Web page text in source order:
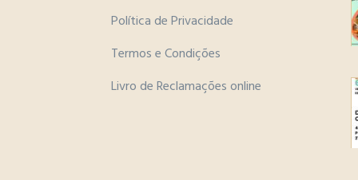
Política de Privacidade
Termos e Condições
Livro de Reclamações online